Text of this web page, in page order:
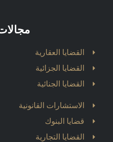
القضايا العقارية
القضايا الجزائية
القضايا الجنائية
الاستشارات القانونية
قضايا البنوك
القضايا التجارية